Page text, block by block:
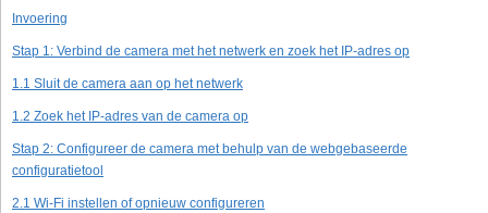
Invoering
Stap 1: Verbind de camera met het netwerk en zoek het IP-adres op
1.1 Sluit de camera aan op het netwerk
1.2 Zoek het IP-adres van de camera op
Stap 2: Configureer de camera met behulp van de webgebaseerde
configuratietool
2.1 Wi-Fi instellen of opnieuw configureren